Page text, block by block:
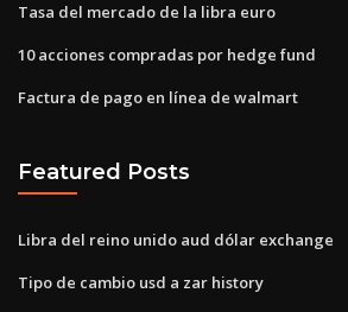
Tasa del mercado de la libra euro
10 acciones compradas por hedge fund
Factura de pago en línea de walmart
Featured Posts
Libra del reino unido aud dólar exchange
Tipo de cambio usd a zar history